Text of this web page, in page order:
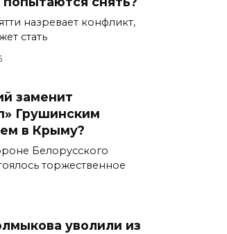
назревает конфликт,
стать
заменит
Грушинским
в Крыму?
Белорусского
торжественное
уволили из